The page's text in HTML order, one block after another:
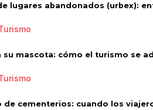
lugares abandonados (urbex):
su mascota: cómo el turismo se
de cementerios: cuando los